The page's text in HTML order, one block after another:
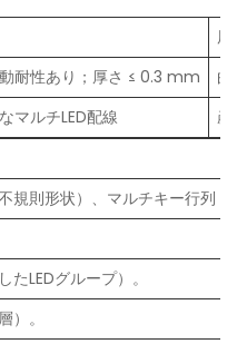
用
耐性あり；厚さ ≤ 0.3 mm
マルチLED配線
規則形状）、マルチキー行列
LEDグループ）。
）。